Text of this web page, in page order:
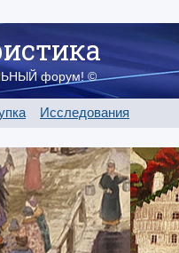
форум! ©
Исследования